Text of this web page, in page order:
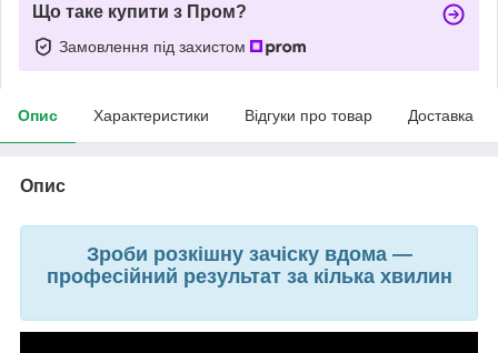
Що таке купити з Пром?
Замовлення під захистом
Опис Характеристики Відгуки про товар Доставка
Опис
Зроби розкішну зачіску вдома —
професійний результат за кілька хвилин